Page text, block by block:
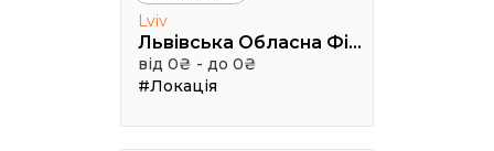
Lviv
Львівська Обласна Філармонія
від 0₴ - до 0₴
#Локація